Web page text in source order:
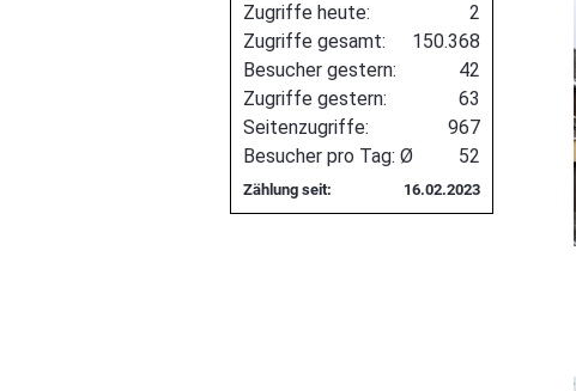
Zugriffe heute:
2
Zugriffe gesamt:
150.368
Besucher gestern:
42
Zugriffe gestern:
63
Seitenzugriffe:
967
Besucher pro Tag: Ø
52
Zählung seit: 16.02.2023